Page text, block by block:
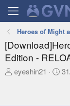
Heroes of Might
Edition -
T
eyeshin21
N